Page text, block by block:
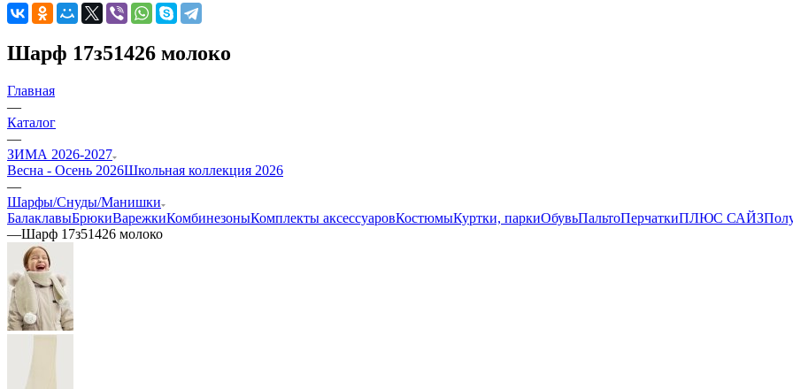
Шарф 17з51426 молоко
Главная
—
Каталог
—
ЗИМА 2026-2027
Весна - Осень 2026Школьная коллекция 2026
—
Шарфы/Снуды/Манишки
БалаклавыБрюкиВарежкиКомбинезоныКомплекты аксессуаровКостюмыКуртки, паркиОбувьПальтоПерчаткиПЛЮС САЙЗ
—Шарф 17з51426 молоко